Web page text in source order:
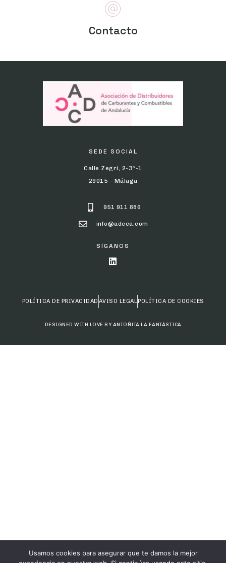
Contacto
SEDE SOCIAL
Calle Zegrí, 2-3º-1
29015 – Málaga
951 911 886
info@adcca.com
SÍGANOS
POLÍTICA DE PRIVACIDAD AVISO LEGAL POLÍTICA DE COOKIES
DESIGNED WITH LOVE BY ANTOÑITA LA FANTÁSTICA
Usamos cookies para asegurar que te damos la mejor